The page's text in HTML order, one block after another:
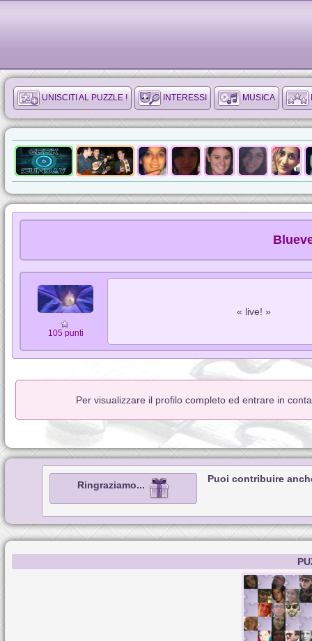
UNISCITI AL PUZZLE ! INTERESSI MUSICA
105 punti
« live! »
Per visualizzare il profilo completo ed entrare in
Ringraziamo...
Puoi contribuire